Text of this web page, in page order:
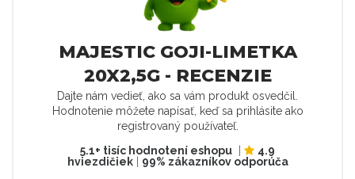
MAJESTIC GOJI-LIMETKA
20X2,5G - RECENZIE
Dajte nám vedieť, ako sa vám produkt osvedčil.
Hodnotenie môžete napísať, keď sa prihlásite ako
registrovaný používateľ.
5.1+ tisíc hodnotení eshopu
4.9
hviezdičiek| 99% zákazníkov odporúča